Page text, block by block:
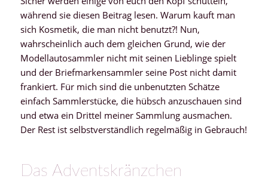
während sie diesen Beitrag lesen. Warum kauft man
sich Kosmetik, die man nicht benutzt?! Nun,
wahrscheinlich auch dem gleichen Grund, wie der
Modellautosammler nicht mit seinen Lieblinge spielt
und der Briefmarkensammler seine Post nicht damit
frankiert. Für mich sind die unbenutzten Schätze
einfach Sammlerstücke, die hübsch anzuschauen sind
und etwa ein Drittel meiner Sammlung ausmachen.
Der Rest ist selbstverständlich regelmäßig in Gebrauch!
Das Adventskränzchen